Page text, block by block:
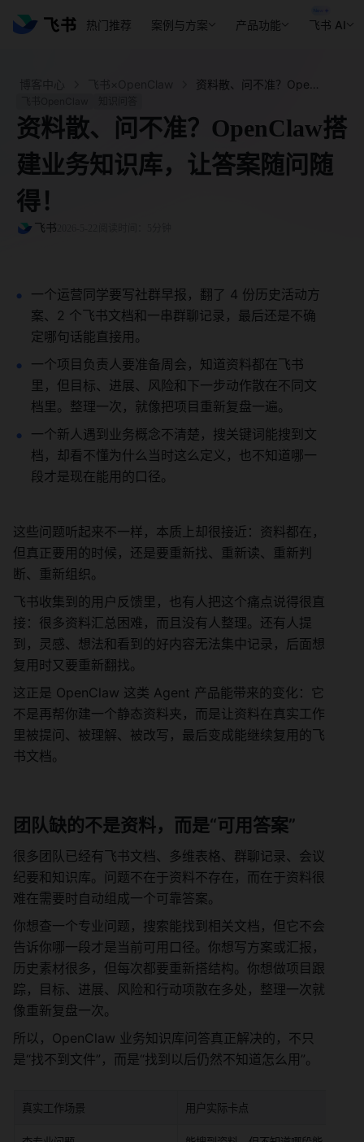
热门推荐 案例与方案 产品功能 飞书 AI
资料散、问不准？OpenClaw搭
建业务知识库，让答案随问随
得！
飞书
一个运营同学要写社群早报，翻了 4 份历史活动方
案、2 个飞书文档和一串群聊记录，最后还是不确
定哪句话能直接用。
一个项目负责人要准备周会，知道资料都在飞书
里，但目标、进展、风险和下一步动作散在不同文
档里。整理一次，就像把项目重新复盘一遍。
一个新人遇到业务概念不清楚，搜关键词能搜到文
档，却看不懂为什么当时这么定义，也不知道哪一
段才是现在能用的口径。
这些问题听起来不一样，本质上却很接近：资料都在，
但真正要用的时候，还是要重新找、重新读、重新判
断、重新组织。
飞书收集到的用户反馈里，也有人把这个痛点说得很直
接：很多资料汇总困难，而且没有人整理。还有人提
到，灵感、想法和看到的好内容无法集中记录，后面想
复用时又要重新翻找。
这正是 OpenClaw 这类 Agent 产品能带来的变化：它
不是再帮你建一个静态资料夹，而是让资料在真实工作
里被提问、被理解、被改写，最后变成能继续复用的飞
书文档。
团队缺的不是资料，而是“可用答案”
很多团队已经有飞书文档、多维表格、群聊记录、会议
纪要和知识库。问题不在于资料不存在，而在于资料很
难在需要时自动组成一个可靠答案。
你想查一个专业问题，搜索能找到相关文档，但它不会
告诉你哪一段才是当前可用口径。你想写方案或汇报，
历史素材很多，但每次都要重新搭结构。你想做项目跟
踪，目标、进展、风险和行动项散在多处，整理一次就
像重新复盘一次。
所以，OpenClaw 业务知识库问答真正解决的，不只
是“找不到文件”，而是“找到以后仍然不知道怎么用”。
真实工作场景 用户实际卡点